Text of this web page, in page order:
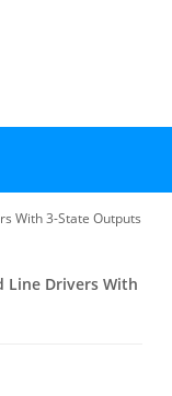
With 3-State Outputs
Line Drivers With